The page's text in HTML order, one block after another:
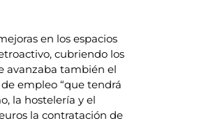
en los espacios
cubriendo los
avanzaba también el
empleo “que tendrá
la hostelería y el
la contratación de